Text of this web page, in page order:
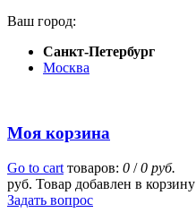
Ваш город:
Санкт-Петербург
Москва
Моя корзина
Go to cart товаров: 0 /0 руб.
руб. Товар добавлен в корзину
Задать вопрос